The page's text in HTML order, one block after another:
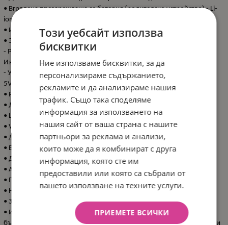
• Вградена презареждаща се батерия (родителско устройство) - Li-
ion 3.7V 4000mAh (14.8Wh);
• Издръжливост на батерията - до 20 часа;
• Захранване на адаптера:
- Родителско устройство (монитор): Вход: 100-240VAC 50/60Hz;
Изход: 5V DC 1A;
- Устройство за бебе (камера): Вход: 100-240VAC 50/60Hz; Изход:
5V DC 1A;
• Резолюция на камерата – 720px;
• Двупосочно въртене на камерата (Pan-320° & Tilt-120°);
• Цифрово приближаване на картината х 2 пъти;
• VOX активиране;
• Двустранна комуникация;
• ЕКО режим;
• Детектор за температура в бебешката стая;
• Аларма за температура, хранене и изтощена батерия;
• Приспивни песни - 8;
• Нощно виждане;
• Звуков LED индикатор;
• Интерфейс с икони и меню на 10 езика – английски, испански,
български, гръцки, италиански, немски, френски, холандски, руски
Този уебсайт използва
бисквитки
Ние използваме бисквитки, за да
персонализираме съдържанието,
рекламите и да анализираме нашия
трафик. Също така споделяме
информация за използването на
нашия сайт от ваша страна с нашите
партньори за реклама и анализи,
които може да я комбинират с друга
информация, която сте им
предоставили или която са събрали от
вашето използване на техните услуги.
ПРИЕМЕТЕ ВСИЧКИ